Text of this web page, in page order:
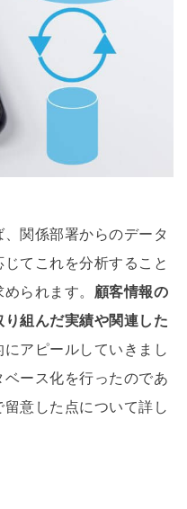
関係部署からのデータ
てこれを分析すること
られます。 顧客情報の
組んだ実績や関連した
アピールしていきまし
ベース化を行ったのであ
意した点について詳し